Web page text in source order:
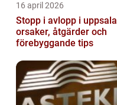
16 april 2026
Stopp i avlopp i uppsala
orsaker, åtgärder och
förebyggande tips